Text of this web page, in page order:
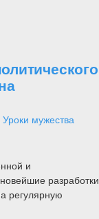
Уроки мужества
и
разработки
регулярную